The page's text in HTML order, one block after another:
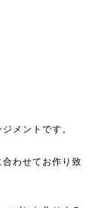
メントです。
わせてお作り致